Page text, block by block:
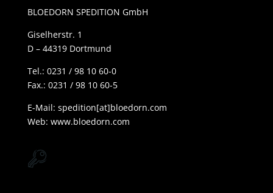
BLOEDORN SPEDITION GmbH
Giselherstr. 1
D – 44319 Dortmund
Tel.: 0231 / 98 10 60-0
Fax.: 0231 / 98 10 60-5
E-Mail: spedition[at]bloedorn.com
Web: www.bloedorn.com